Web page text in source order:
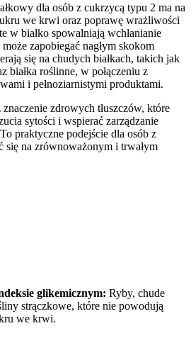
dla osób z cukrzycą typu 2 ma na
we krwi oraz poprawę wrażliwości
w białko spowalniają wchłanianie
zapobiegać nagłym skokom
się na chudych białkach, takich jak
białka roślinne, w połączeniu z
i pełnoziarnistymi produktami.
zdrowych tłuszczów, które
sytości i wspierać zarządzanie
praktyczne podejście dla osób z
się na zrównoważonym i trwałym
glikemicznym: Ryby, chude
strączkowe, które nie powodują
we krwi.